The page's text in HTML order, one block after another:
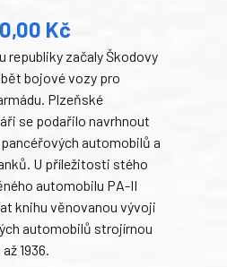
Kč
republiky začaly Škodovy
bojové vozy pro
Plzeňské
se podařilo navrhnout
automobilů a
U příležitosti stého
automobilu PA-II
knihu věnovanou vývoji
automobilů strojírnou
1936.